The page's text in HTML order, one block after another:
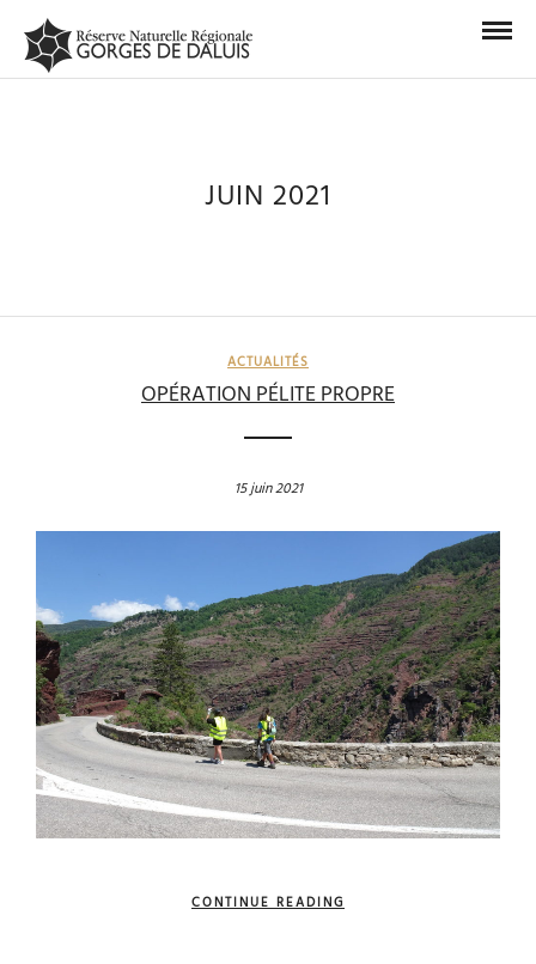
JUIN 2021
ACTUALITÉS
OPÉRATION PÉLITE PROPRE
15 juin 2021
CONTINUE READING